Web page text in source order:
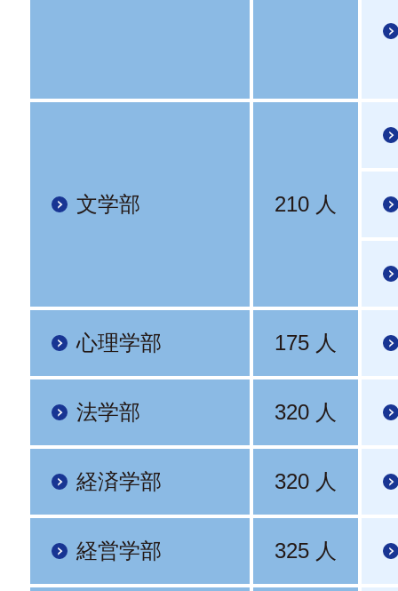
文学部 210 人
心理学部 175 人
法学部 320 人
経済学部 320 人
経営学部 325 人